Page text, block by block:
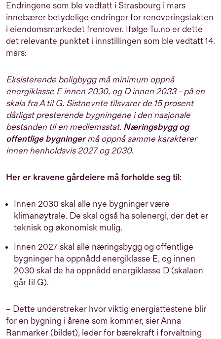
Endringene som ble vedtatt i Strasbourg i mars
innebærer betydelige endringer for renoveringstakten
i eiendomsmarkedet fremover. IfølgeTu.no er dette
det relevante punktet i innstillingen som ble vedtatt 14.
mars:
Eksisterende boligbygg må minimum oppnå
energiklasse E innen 2030, og D innen 2033 - på en
skala fra A til G. Sistnevnte tilsvarer de 15 prosent
dårligst presterende bygningene i den nasjonale
bestanden til en medlemsstat. Næringsbygg og
offentlige bygningermå oppnå samme karakterer
innen henholdsvis 2027 og 2030.
Her er kravene gårdeiere må forholde seg til :
Innen 2030 skal alle nye bygninger være
klimanøytrale. De skal også ha solenergi, der det er
teknisk og økonomisk mulig.
Innen 2027 skal alle næringsbygg og offentlige
bygninger ha oppnådd energiklasse E, og innen
2030 skal de ha oppnådd energiklasse D (skalaen
går til G).
– Dette understreker hvor viktig energiattestene blir
for en bygning i årene som kommer, sier Anna
Ranmarker (bildet), leder for bærekraft i forvaltning